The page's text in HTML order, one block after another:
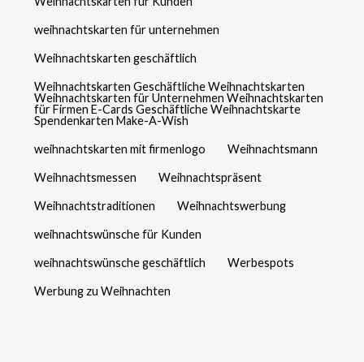
weihnachtskarten für unternehmen
Weihnachtskarten geschäftlich
Weihnachtskarten Geschäftliche Weihnachtskarten
Weihnachtskarten für Unternehmen Weihnachtskarten
für Firmen E-Cards Geschäftliche Weihnachtskarte
Spendenkarten Make-A-Wish
weihnachtskarten mit firmenlogo Weihnachtsmann
Weihnachtsmessen Weihnachtspräsent
Weihnachtstraditionen Weihnachtswerbung
weihnachtswünsche für Kunden
weihnachtswünsche geschäftlich Werbespots
Werbung zu Weihnachten